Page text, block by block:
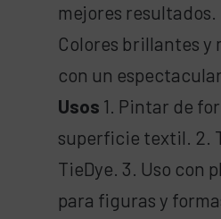
mejores resultados.
Colores brillantes y
con un
Usos 1. Pintar de
superficie textil. 2.
TieDye. 3. Uso con
para figuras y